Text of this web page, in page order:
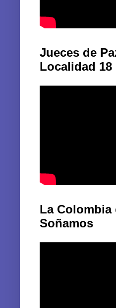
Jueces de
Localidad 18
La Colombia
Soñamos